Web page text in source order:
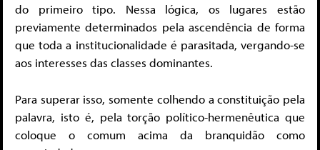
do primeiro tipo. Nessa lógica, os lugares estão
previamente determinados pela ascendência de forma
que toda a institucionalidade é parasitada, vergando-se
aos interesses das classes dominantes.
Para superar isso, somente colhendo a constituição pela
palavra, isto é, pela torção político-hermenêutica que
coloque o comum acima da branquidão como